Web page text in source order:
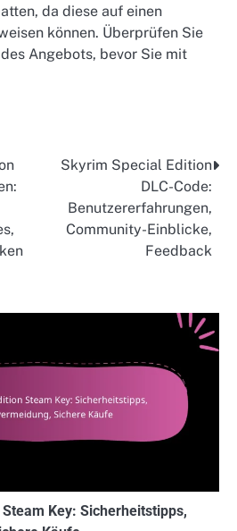
da diese auf einen
können. Überprüfen Sie
Angebots, bevor Sie mit
Skyrim Special Edition
DLC-Code:
Benutzererfahrungen,
Community-Einblicke,
Feedback
Key: Sicherheitstipps,